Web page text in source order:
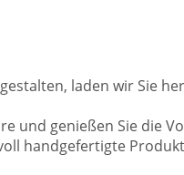
laden wir Sie
und genießen Sie die
handgefertigte